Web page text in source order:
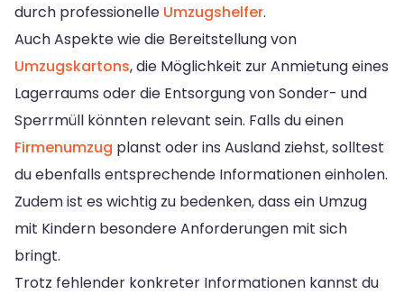
durch professionelle Umzugshelfer.
Auch Aspekte wie die Bereitstellung von
Umzugskartons, die Möglichkeit zur Anmietung eines
Lagerraums oder die Entsorgung von Sonder- und
Sperrmüll könnten relevant sein. Falls du einen
Firmenumzug planst oder ins Ausland ziehst, solltest
du ebenfalls entsprechende Informationen einholen.
Zudem ist es wichtig zu bedenken, dass ein Umzug
mit Kindern besondere Anforderungen mit sich
bringt.
Trotz fehlender konkreter Informationen kannst du